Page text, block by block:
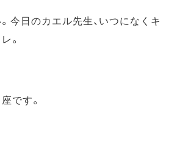
今日のカエル先生、いつになくキ
。
です。